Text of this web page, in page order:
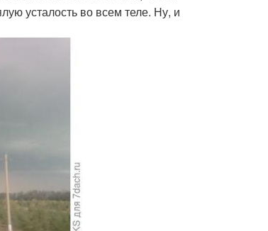
усталость во всем теле. Ну, и